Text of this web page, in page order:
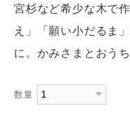
宮杉など希少な木で
え」「願い小だるま
に。かみさまとおうち
数量